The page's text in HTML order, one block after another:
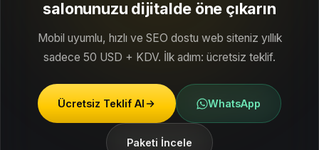
salonunuzu dijitalde öne çıkarın
Mobil uyumlu, hızlı ve SEO dostu web siteniz yıllık
sadece 50 USD + KDV. İlk adım: ücretsiz teklif.
Ücretsiz Teklif Al WhatsApp
Paketi İncele